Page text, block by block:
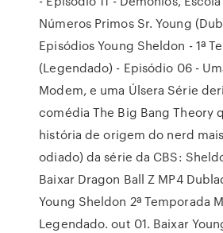
Números Primos Sr. Young
Episódios Young Sheldon - 1ª
(Legendado) - Episódio 06 -
Modem, e uma Úlsera Série
comédia The Big Bang Theory
história de origem do nerd
odiado) da série da CBS:
Baixar Dragon Ball Z MP4
Young Sheldon 2ª Temporada
Legendado. out 01. Baixar